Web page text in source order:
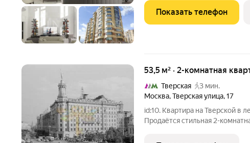
Показать телефон
53,5 м² · 2-комнатная
Тверская
3 мин.
Москва,Тверская улица,17
id:10. Квартира на Тверской в
Продаётся стильная 2-
17. Это редкий формат для